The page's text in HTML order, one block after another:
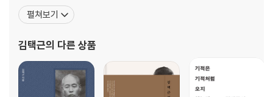
그대 명당을 찾는가ㆍ107
이름도 병이 든다ㆍ111
김치를 위하여ㆍ119
봄날 살처분ㆍ123
무당과 함께 사라질 것인가ㆍ125
부처님을 팔지 마라ㆍ129
야기로 엮었다. 1954년에 태어나 전북 정읍시 신태인읍에서 자랐고
동국대 국문학과를 졸업했다. 1983년 박두진 시인의 추천으로 「현대
시에 품고 있다. 환경과 문명 비평의
펼쳐보기
김택근의 다른 상품